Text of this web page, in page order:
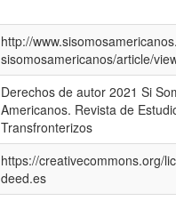
http://
sisomosamericanos/article/
Derechos de autor 2021 Si
Americanos. Revista de
Transfronterizos
https://creativecommons.org/
deed.es